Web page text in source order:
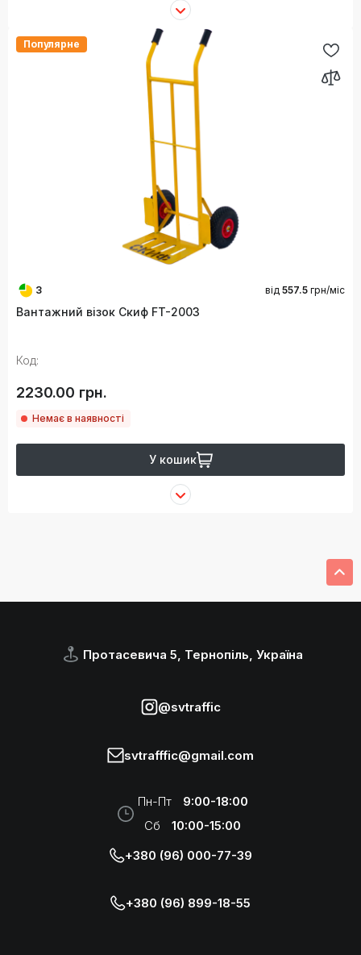
Популярне
3 від 557.5 грн/міс
Вантажний візок Скиф FT-2003
Код:
2230.00 грн.
Немає в наявності
У кошик
Протасевича 5, Тернопіль, Україна
@svtraffic
svtrafffic@gmail.com
Пн-Пт
9:00-18:00
Сб
10:00-15:00
+380 (96) 000-77-39
+380 (96) 899-18-55